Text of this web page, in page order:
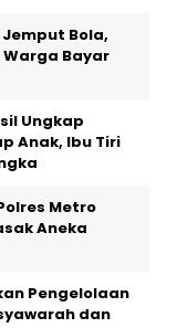
Bola,
Bayar
Ungkap
Anak, Ibu Tiri
Metro
Aneka
Pengelolaan
dan